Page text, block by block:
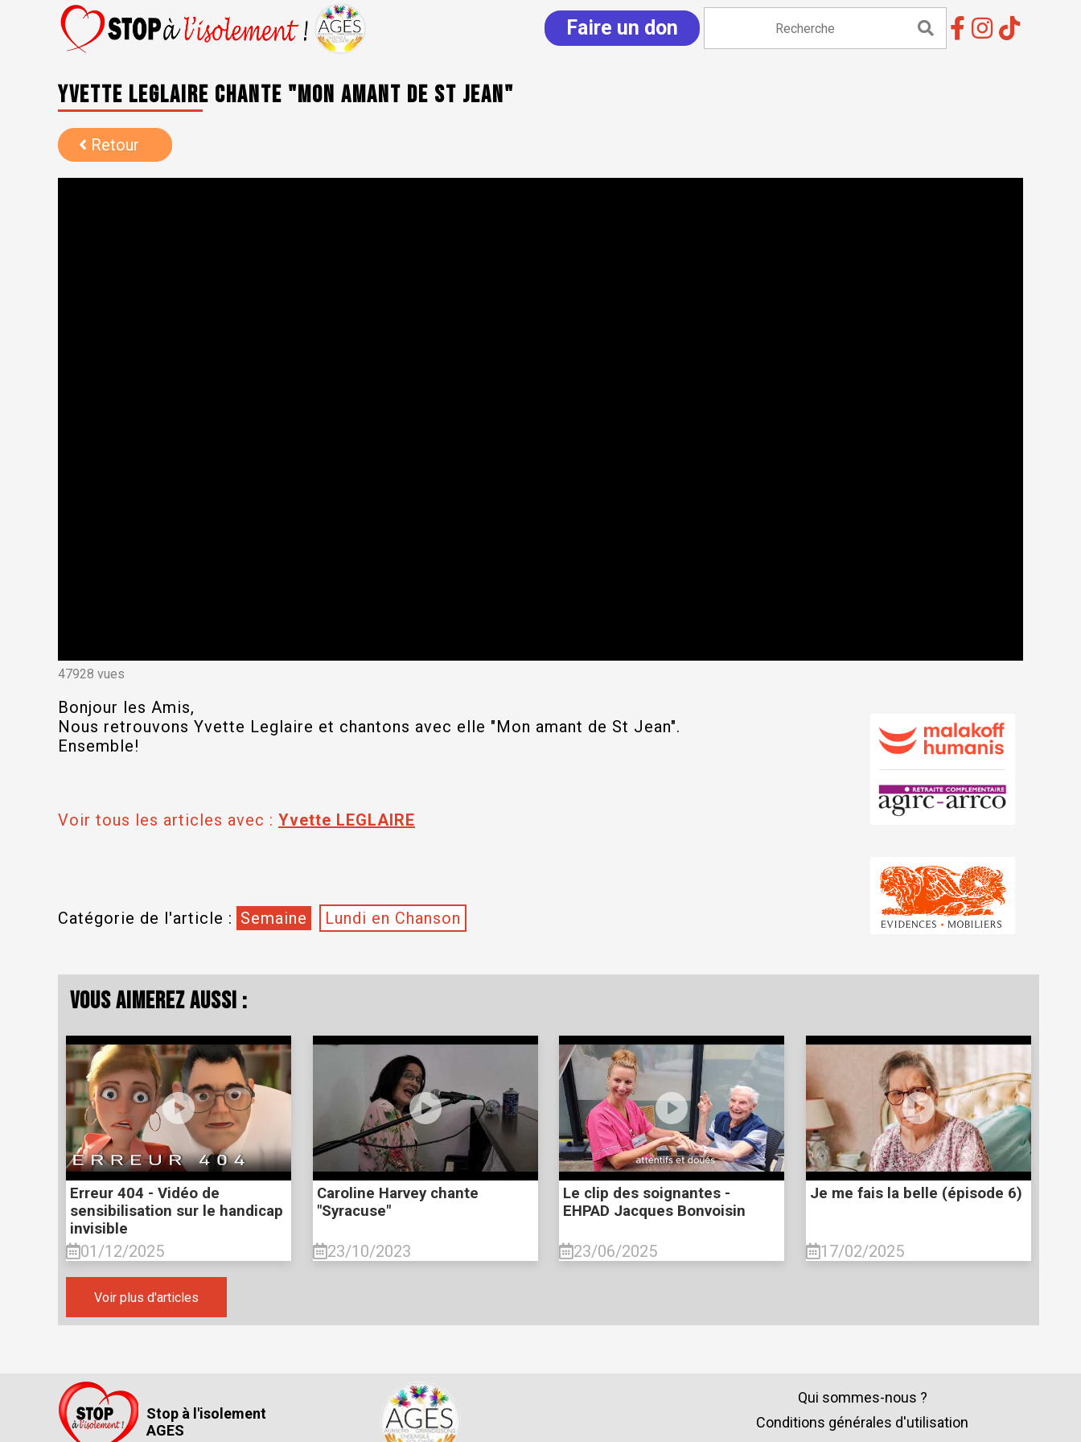
Faire un don
Yvette Leglaire chante "Mon amant de St Jean"
Retour
47928 vues
Bonjour les Amis,
Nous retrouvons Yvette Leglaire et chantons avec elle "Mon amant de St Jean".
Ensemble!
Voir tous les articles avec : Yvette LEGLAIRE
Catégorie de l'article : Semaine Lundi en Chanson
Vous aimerez aussi :
Erreur 404 - Vidéo de
sensibilisation sur le handicap
invisible
01/12/2025
Caroline Harvey chante
"Syracuse"
23/10/2023
Le clip des soignantes -
EHPAD Jacques Bonvoisin
23/06/2025
Je me fais la belle (épisode 6)
17/02/2025
Voir plus d'articles
Stop à l'isolement
AGES
Qui sommes-nous ?
Conditions générales d'utilisation